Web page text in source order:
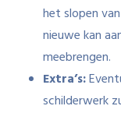
het slopen
nieuwe kan
meebrengen.
Extra’s:
schilderwerk